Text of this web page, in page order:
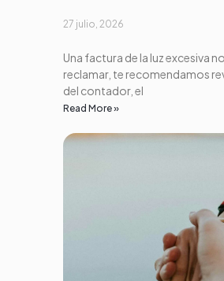
27 julio, 2026
Una factura de la luz excesiva
reclamar, te recomendamos
del contador, el
Read More »